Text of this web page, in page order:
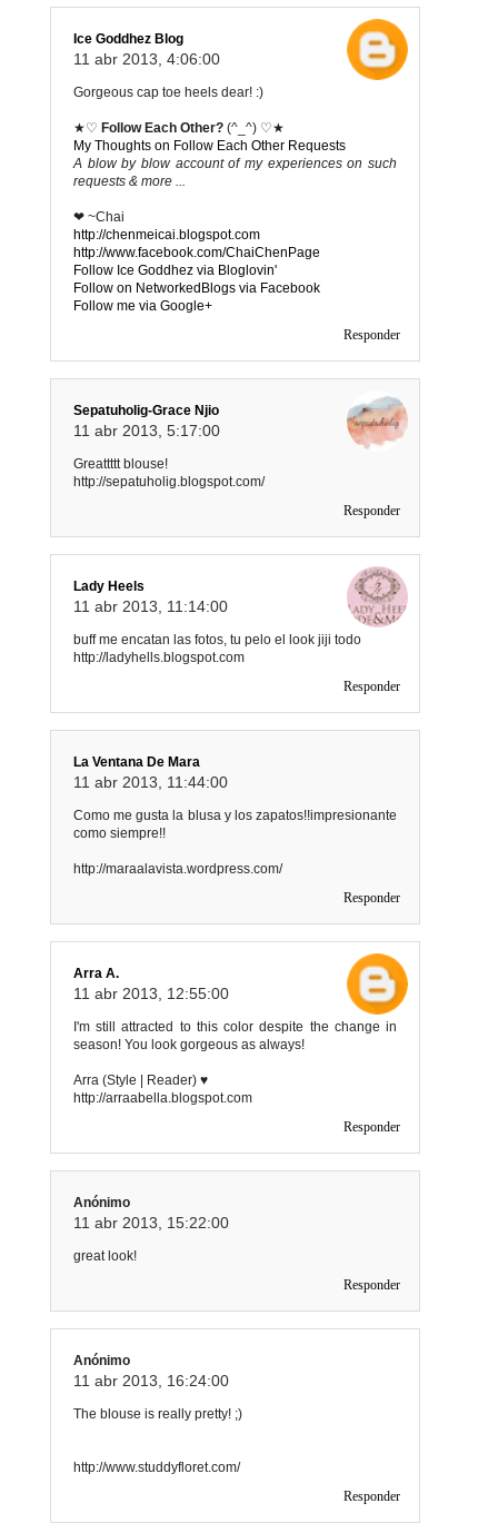
Ice Goddhez Blog
11 abr 2013, 4:06:00
Gorgeous cap toe heels dear! :)
★♡ Follow Each Other? (^_^) ♡★
My Thoughts on Follow Each Other Requests
A blow by blow account of my experiences on such
requests & more ...
❤ ~Chai
http://chenmeicai.blogspot.com
http://www.facebook.com/ChaiChenPage
Follow Ice Goddhez via Bloglovin'
Follow on NetworkedBlogs via Facebook
Follow me via Google+
Responder
Sepatuholig-Grace Njio
11 abr 2013, 5:17:00
Greattttt blouse!
http://sepatuholig.blogspot.com/
Responder
Lady Heels
11 abr 2013, 11:14:00
buff me encatan las fotos, tu pelo el look jiji todo
http://ladyhells.blogspot.com
Responder
La Ventana De Mara
11 abr 2013, 11:44:00
Como me gusta la blusa y los zapatos!!impresionante
como siempre!!
http://maraalavista.wordpress.com/
Responder
Arra A.
11 abr 2013, 12:55:00
I'm still attracted to this color despite the change in
season! You look gorgeous as always!
Arra (Style | Reader) ♥
http://arraabella.blogspot.com
Responder
Anónimo
11 abr 2013, 15:22:00
great look!
Responder
Anónimo
11 abr 2013, 16:24:00
The blouse is really pretty! ;)
http://www.studdyfloret.com/
Responder